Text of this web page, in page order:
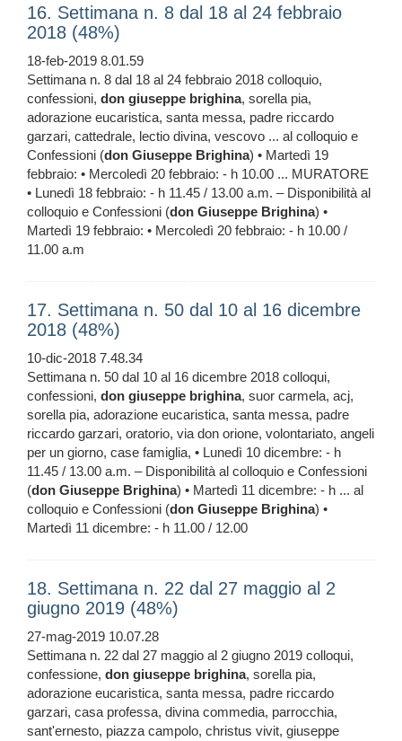
16. Settimana n. 8 dal 18 al 24 febbraio
2018 (48%)
18-feb-2019 8.01.59
Settimana n. 8 dal 18 al 24 febbraio 2018 colloquio,
confessioni, don giuseppe brighina, sorella pia,
adorazione eucaristica, santa messa, padre riccardo
garzari, cattedrale, lectio divina, vescovo ... al colloquio e
Confessioni (don Giuseppe Brighina) • Martedì 19
febbraio: • Mercoledì 20 febbraio: - h 10.00 ... MURATORE
• Lunedì 18 febbraio: - h 11.45 / 13.00 a.m. – Disponibilità al
colloquio e Confessioni (don Giuseppe Brighina) •
Martedì 19 febbraio: • Mercoledì 20 febbraio: - h 10.00 /
11.00 a.m
17. Settimana n. 50 dal 10 al 16 dicembre
2018 (48%)
10-dic-2018 7.48.34
Settimana n. 50 dal 10 al 16 dicembre 2018 colloqui,
confessioni, don giuseppe brighina, suor carmela, acj,
sorella pia, adorazione eucaristica, santa messa, padre
riccardo garzari, oratorio, via don orione, volontariato, angeli
per un giorno, case famiglia, • Lunedì 10 dicembre: - h
11.45 / 13.00 a.m. – Disponibilità al colloquio e Confessioni
(don Giuseppe Brighina) • Martedì 11 dicembre: - h ... al
colloquio e Confessioni (don Giuseppe Brighina) •
Martedì 11 dicembre: - h 11.00 / 12.00
18. Settimana n. 22 dal 27 maggio al 2
giugno 2019 (48%)
27-mag-2019 10.07.28
Settimana n. 22 dal 27 maggio al 2 giugno 2019 colloqui,
confessione, don giuseppe brighina, sorella pia,
adorazione eucaristica, santa messa, padre riccardo
garzari, casa professa, divina commedia, parrocchia,
sant'ernesto, piazza campolo, christus vivit, giuseppe